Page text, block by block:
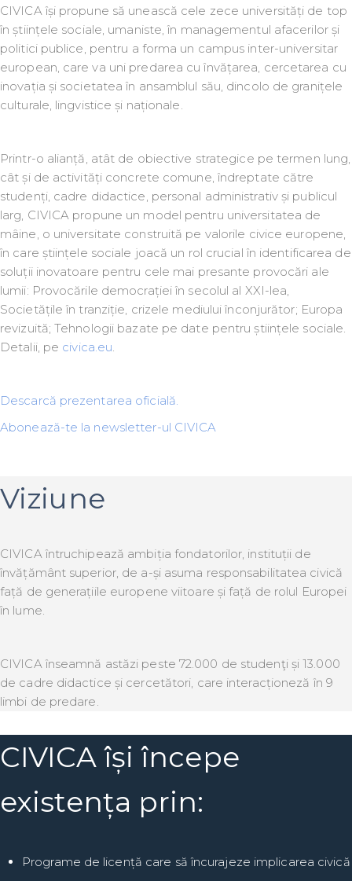
CIVICA își propune să unească cele zece universități de top
în științele sociale, umaniste, în managementul afacerilor și
politici publice, pentru a forma un campus inter-universitar
european, care va uni predarea cu învățarea, cercetarea cu
inovația și societatea în ansamblul său, dincolo de granițele
culturale, lingvistice și naționale.
Printr-o alianță, atât de obiective strategice pe termen lung,
cât și de activități concrete comune, îndreptate către
studenți, cadre didactice, personal administrativ și publicul
larg, CIVICA propune un model pentru universitatea de
mâine, o universitate construită pe valorile civice europene,
în care științele sociale joacă un rol crucial în identificarea de
soluții inovatoare pentru cele mai presante provocări ale
lumii: Provocările democrației în secolul al XXI-lea,
Societățile în tranziție, crizele mediului înconjurător; Europa
revizuită; Tehnologii bazate pe date pentru științele sociale.
Detalii, pe civica.eu.
Descarcă prezentarea oficială.
Abonează-te la newsletter-ul CIVICA
Viziune
CIVICA întruchipează ambiția fondatorilor, instituții de
învățământ superior, de a-și asuma responsabilitatea civică
față de generațiile europene viitoare și față de rolul Europei
în lume.
CIVICA înseamnă astăzi peste 72.000 de studenţi și 13.000
de cadre didactice și cercetători, care interacționeză în 9
limbi de predare.
CIVICA își începe
existența prin:
Programe de licență care să încurajeze implicarea civică